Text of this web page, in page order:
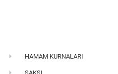
HAMAM KURNALARI